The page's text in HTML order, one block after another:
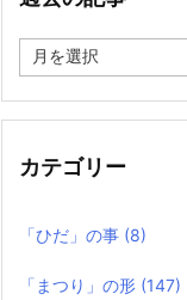
去
記
カテゴリー
「ひだ」の事 (8)
「まつり」の形 (147)